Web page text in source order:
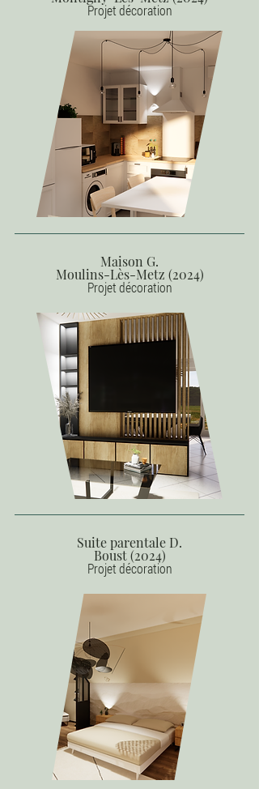
Projet décoration
Maison G.
Moulins-Lès-Metz (2024)
Projet décoration
Suite parentale D.
Boust (2024)
Projet décoration